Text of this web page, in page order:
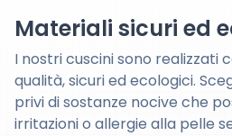
Materiali sicuri ed
I nostri cuscini sono realizzati
qualità, sicuri ed ecologici.
privi di sostanze nocive che
irritazioni o allergie alla pelle